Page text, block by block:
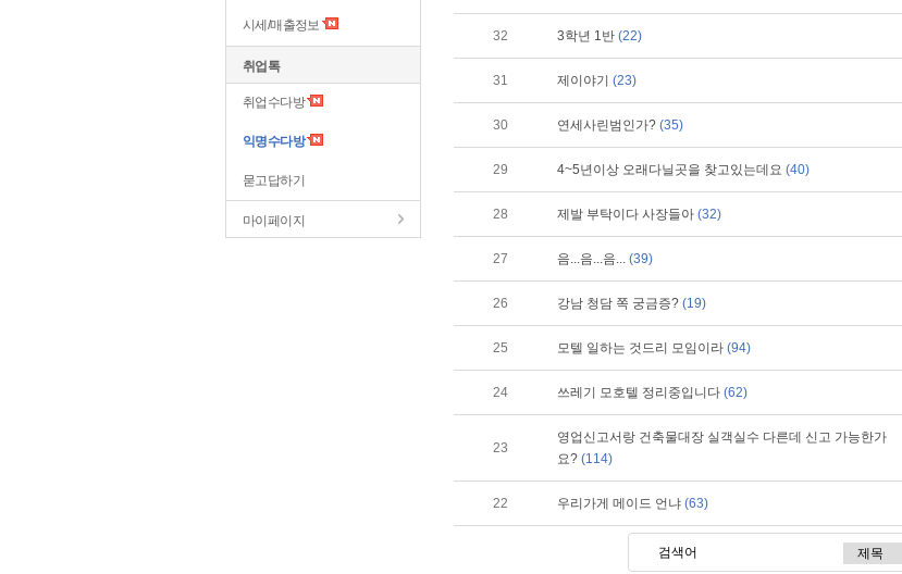
시세/매출정보
취업톡
취업수다방
익명수다방
묻고답하기
마이페이지
32 3학년 1반 (22)
31 제이야기 (23)
30 연세사린범인가? (35)
29 4~5년이상 오래다닐곳을 찾고있는데요 (40)
28 제발 부탁이다 사장들아 (32)
27 음...음...음... (39)
26 강남 청담 쪽 궁금증? (19)
25 모텔 일하는 것드리 모임이라 (94)
24 쓰레기 모호텔 정리중입니다 (62)
23
영업신고서랑 건축물대장 실객실수 다른데 신고 가능한가
요? (114)
22 우리가게 메이드 언냐 (63)